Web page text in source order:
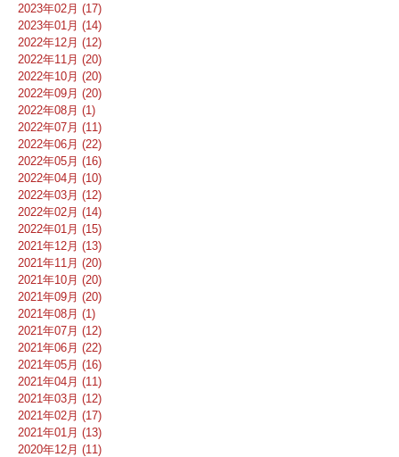
2023年02月 (17)
2023年01月 (14)
2022年12月 (12)
2022年11月 (20)
2022年10月 (20)
2022年09月 (20)
2022年08月 (1)
2022年07月 (11)
2022年06月 (22)
2022年05月 (16)
2022年04月 (10)
2022年03月 (12)
2022年02月 (14)
2022年01月 (15)
2021年12月 (13)
2021年11月 (20)
2021年10月 (20)
2021年09月 (20)
2021年08月 (1)
2021年07月 (12)
2021年06月 (22)
2021年05月 (16)
2021年04月 (11)
2021年03月 (12)
2021年02月 (17)
2021年01月 (13)
2020年12月 (11)